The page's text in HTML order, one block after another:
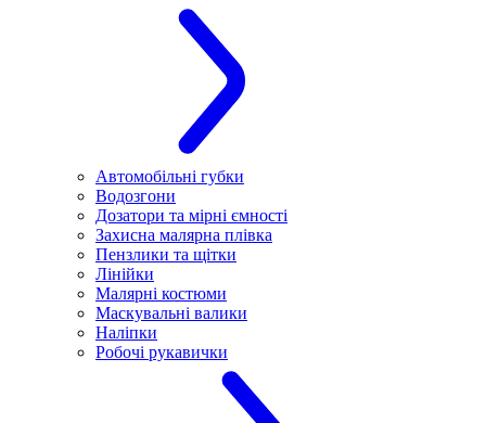
Автомобільні губки
Водозгони
Дозатори та мірні ємності
Захисна малярна плівка
Пензлики та щітки
Лінійки
Малярні костюми
Маскувальні валики
Наліпки
Робочі рукавички